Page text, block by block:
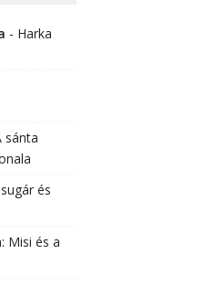
- Harka
sánta
és
Misi és a